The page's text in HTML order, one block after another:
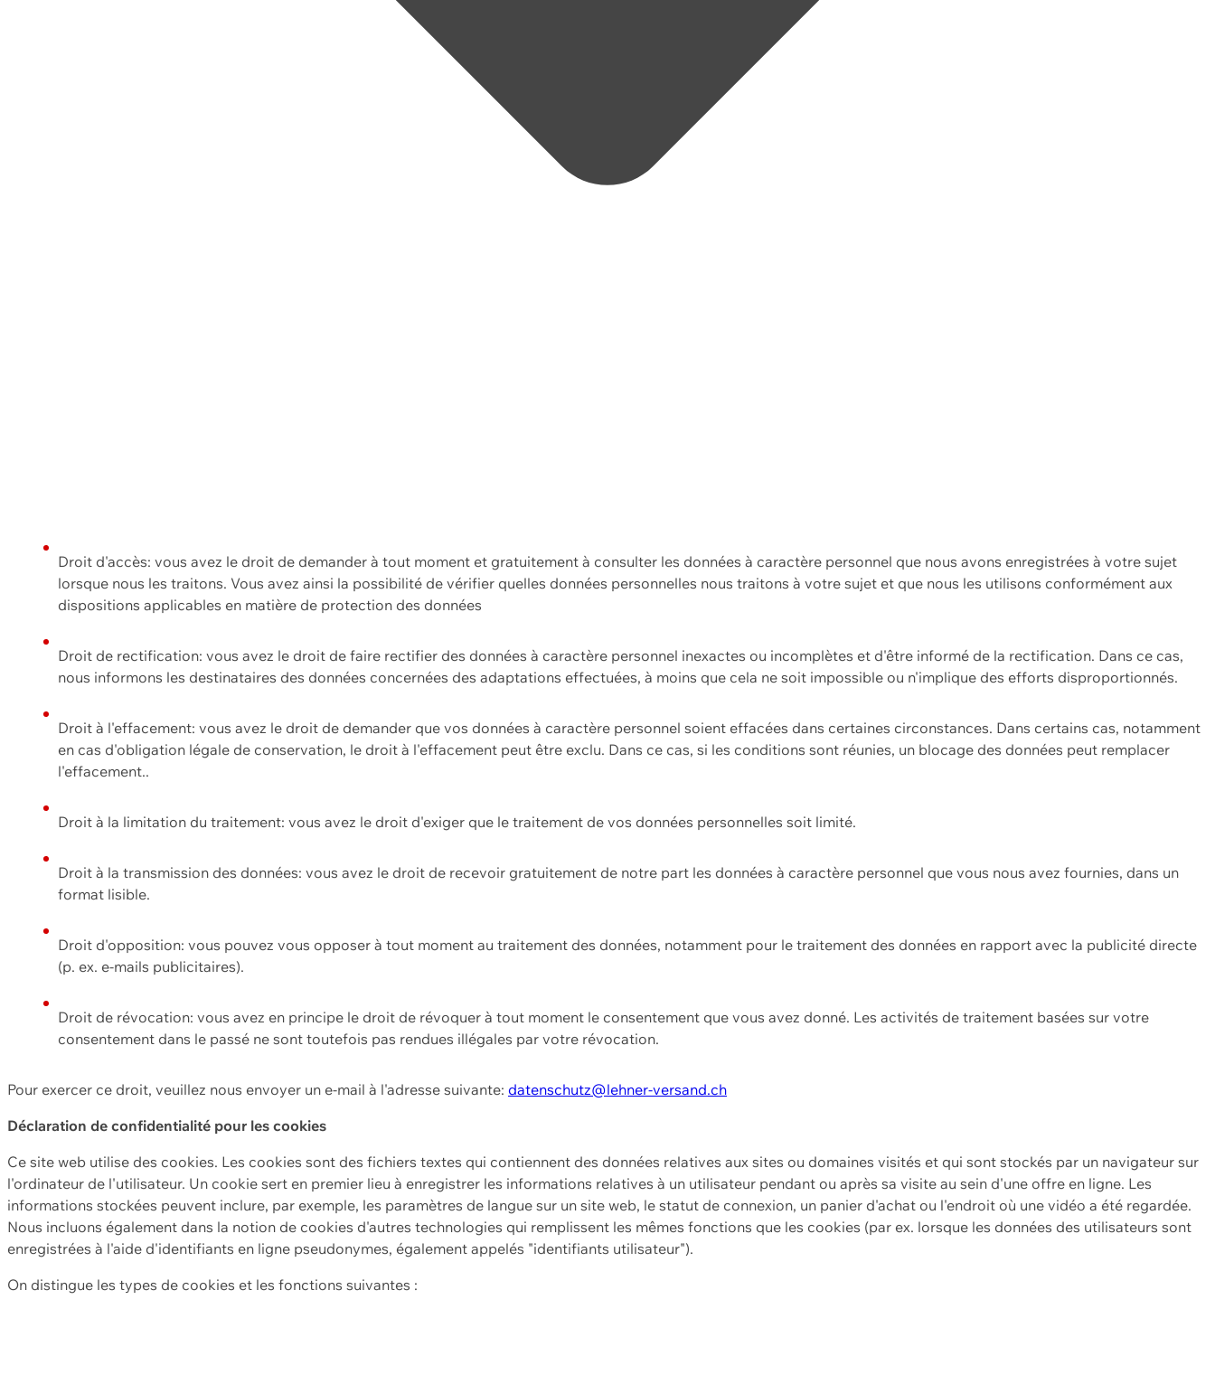
Droit d'accès: vous avez le droit de demander à tout moment et gratuitement à consulter les données à caractère personnel que nous avons enregistrées à votre sujet
lorsque nous les traitons. Vous avez ainsi la possibilité de vérifier quelles données personnelles nous traitons à votre sujet et que nous les utilisons conformément aux
dispositions applicables en matière de protection des données
Droit de rectification: vous avez le droit de faire rectifier des données à caractère personnel inexactes ou incomplètes et d'être informé de la rectification. Dans ce cas,
nous informons les destinataires des données concernées des adaptations effectuées, à moins que cela ne soit impossible ou n'implique des efforts disproportionnés.
Droit à l'effacement: vous avez le droit de demander que vos données à caractère personnel soient effacées dans certaines circonstances. Dans certains cas, notamment
en cas d'obligation légale de conservation, le droit à l'effacement peut être exclu. Dans ce cas, si les conditions sont réunies, un blocage des données peut remplacer
l'effacement..
Droit à la limitation du traitement: vous avez le droit d'exiger que le traitement de vos données personnelles soit limité.
Droit à la transmission des données: vous avez le droit de recevoir gratuitement de notre part les données à caractère personnel que vous nous avez fournies, dans un
format lisible.
Droit d'opposition: vous pouvez vous opposer à tout moment au traitement des données, notamment pour le traitement des données en rapport avec la publicité directe
(p. ex. e-mails publicitaires).
Droit de révocation: vous avez en principe le droit de révoquer à tout moment le consentement que vous avez donné. Les activités de traitement basées sur votre
consentement dans le passé ne sont toutefois pas rendues illégales par votre révocation.
Pour exercer ce droit, veuillez nous envoyer un e-mail à l'adresse suivante: datenschutz@lehner-versand.ch
Déclaration de confidentialité pour les cookies
Ce site web utilise des cookies. Les cookies sont des fichiers textes qui contiennent des données relatives aux sites ou domaines visités et qui sont stockés par un navigateur sur
l'ordinateur de l'utilisateur. Un cookie sert en premier lieu à enregistrer les informations relatives à un utilisateur pendant ou après sa visite au sein d'une offre en ligne. Les
informations stockées peuvent inclure, par exemple, les paramètres de langue sur un site web, le statut de connexion, un panier d'achat ou l'endroit où une vidéo a été regardée.
Nous incluons également dans la notion de cookies d'autres technologies qui remplissent les mêmes fonctions que les cookies (par ex. lorsque les données des utilisateurs sont
enregistrées à l'aide d'identifiants en ligne pseudonymes, également appelés "identifiants utilisateur").
On distingue les types de cookies et les fonctions suivantes :